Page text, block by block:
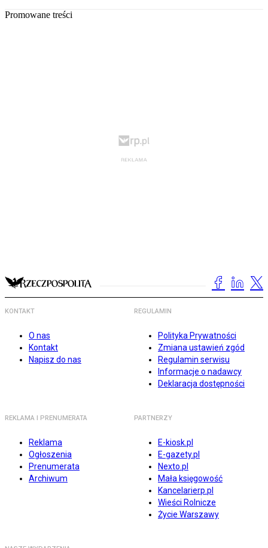
Promowane treści
KONTAKT
O nas
Kontakt
Napisz do nas
REGULAMIN
Polityka Prywatności
Zmiana ustawień zgód
Regulamin serwisu
Informacje o nadawcy
Deklaracja dostępności
REKLAMA I PRENUMERATA
Reklama
Ogłoszenia
Prenumerata
Archiwum
PARTNERZY
E-kiosk.pl
E-gazety.pl
Nexto.pl
Mała księgowość
Kancelarierp.pl
Wieści Rolnicze
Życie Warszawy